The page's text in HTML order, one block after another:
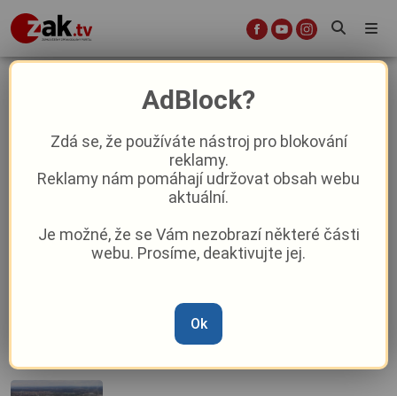
vytvarne dilny
Kulturní tipy: co přinese první srpnový
víkend?
Kulturní tipy: co přinese první
červencový víkend?
Kulturní tipy: co přinese první červnový
AdBlock?
Zdá se, že používáte nástroj pro blokování
reklamy.
Reklamy nám pomáhají udržovat obsah webu
aktuální.
Je možné, že se Vám nezobrazí některé části
webu. Prosíme, deaktivujte jej.
Ok